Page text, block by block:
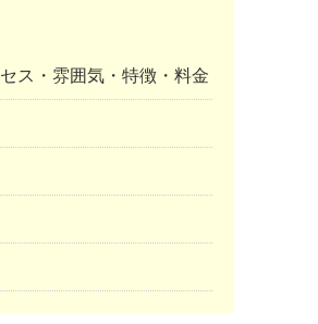
ス・雰囲気・特徴・料金